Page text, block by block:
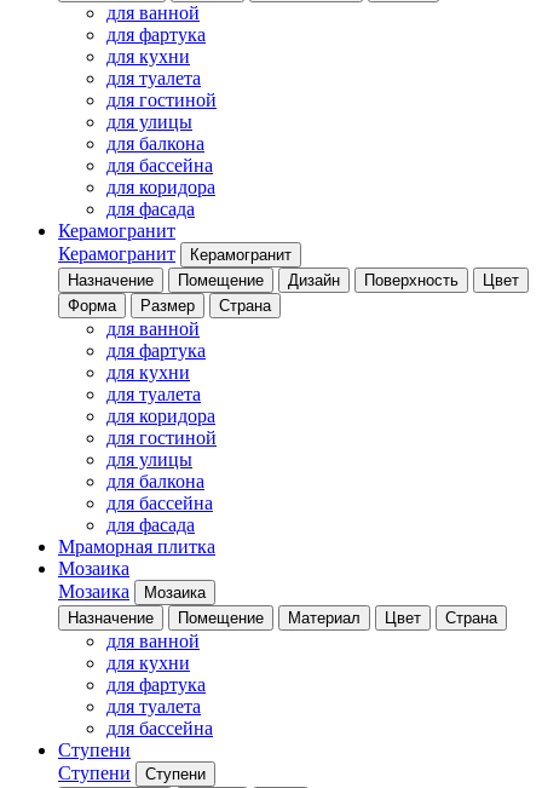
для ванной
для фартука
для кухни
для туалета
для гостиной
для улицы
для балкона
для бассейна
для коридора
для фасада
Керамогранит
Керамогранит
Керамогранит
Назначение
Помещение Дизайн Поверхность
Цвет
Форма
Размер Страна
для ванной
для фартука
для кухни
для туалета
для коридора
для гостиной
для улицы
для балкона
для бассейна
для фасада
Мраморная плитка
Мозаика
Мозаика
Мозаика
Назначение
Помещение Материал Цвет Страна
для ванной
для кухни
для фартука
для туалета
для бассейна
Ступени
Ступени
Ступени